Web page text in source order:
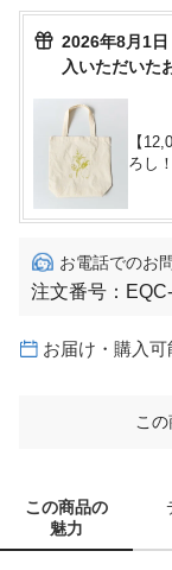
2026年8月1
入いただいた
【
ろし
お電話でのお
注文番号：
お届け・購入可
こ
この商品の
魅力